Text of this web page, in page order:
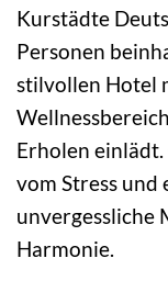
Kurstädte
Personen
stilvollen Hotel
Erholen einlädt.
vom Stress und
unvergessliche
Harmonie.